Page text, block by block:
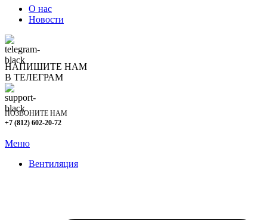
О нас
Новости
НАПИШИТЕ НАМ
В ТЕЛЕГРАМ
ПОЗВОНИТЕ НАМ
+7 (812) 602-20-72
Меню
Вентиляция